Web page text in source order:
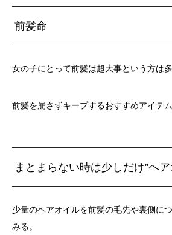
前髪命
女の子にとって前髪は超大事という方は多
前髪を崩さずキープするおすすめアイテ
まとまらない時は少しだけ”ヘア
少量のヘアオイルを前髪の毛先や裏側に
みる。